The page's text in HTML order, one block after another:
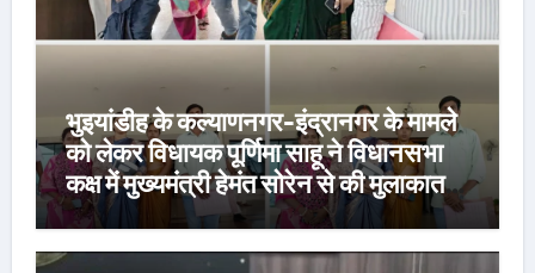
भुइयांडीह के कल्याणनगर-इंद्रानगर के मामले
को लेकर विधायक पूर्णिमा साहू ने विधानसभा
कक्ष में मुख्यमंत्री हेमंत सोरेन से की मुलाकात,
कार्रवाई स्थगित करने व पुनर्वास की रखी मांग,
बस्तीवासी भी रहे मौजूद